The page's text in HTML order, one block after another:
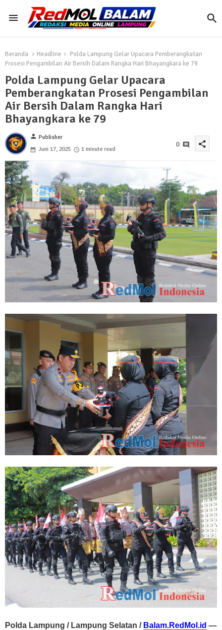
Beranda Headline
Polda Lampung Gelar Upacara Pemberangkatan
Prosesi Pengambilan Air Bersih Dalam Rangka Hari Bhayangkara ke 79
Polda Lampung Gelar Upacara
Pemberangkatan Prosesi Pengambilan
Air Bersih Dalam Rangka Hari
Bhayangkara ke 79
person Publisher
Juni 17, 2025
1 minute read
0 share
Polda Lampung / Lampung Selatan / Balam.RedMol.id —